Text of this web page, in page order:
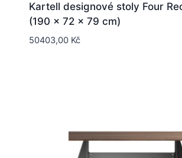
Kartell designové stoly Four
(190 x 72 x 79 cm)
50403,00 Kč